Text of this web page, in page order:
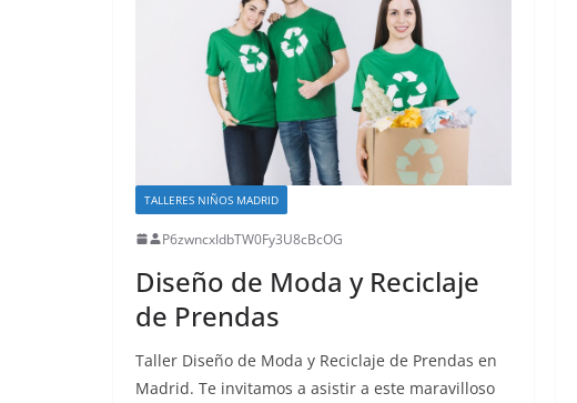
TALLERES NIÑOS MADRID
P6zwncxIdbTW0Fy3U8cBcOG
Diseño de Moda y Reciclaje
de Prendas
Taller Diseño de Moda y Reciclaje de Prendas en
Madrid. Te invitamos a asistir a este maravilloso